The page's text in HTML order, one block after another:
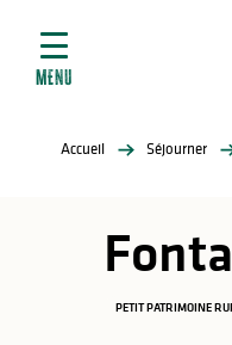
contenu
MENU
Accueil Séjourner
PETIT PATRIMOINE